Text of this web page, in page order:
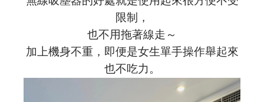
限制，
也不用拖著線走～
加上機身不重，即便是女生單手操作舉起來
也不吃力。